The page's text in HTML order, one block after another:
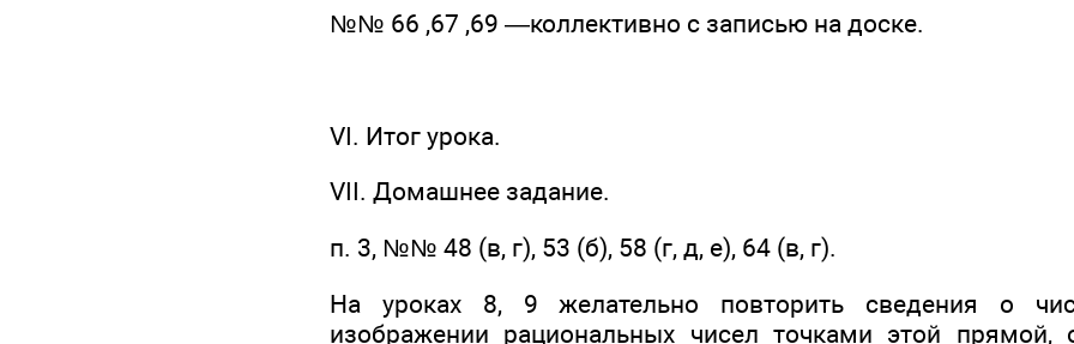
№№ 66 ,67 ,69 —коллективно с записью на доске.
VI. Итог урока.
VII. Домашнее задание.
п. 3, №№ 48 (в, г), 53 (б), 58 (г, д, е), 64 (в, г).
На уроках 8, 9 желательно повторить сведения о
изображении рациональных чисел точками этой прямой,